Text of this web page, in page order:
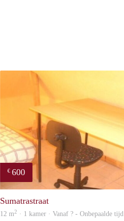
€ 600
Sumatrastraat
12 m2 · 1 kamer · Vanaf ? - Onbepaalde tijd